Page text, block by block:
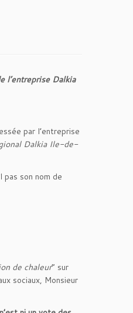
l’entreprise Dalkia
par l’entreprise
Dalkia Ile-de-
son nom de
de chaleur” sur
sociaux, Monsieur